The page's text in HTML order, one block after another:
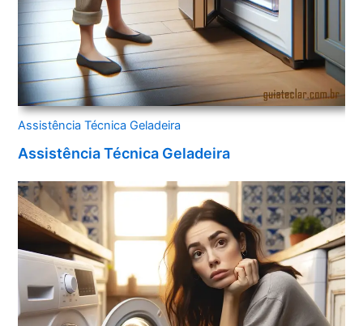
Assistência Técnica Geladeira
Assistência Técnica Geladeira